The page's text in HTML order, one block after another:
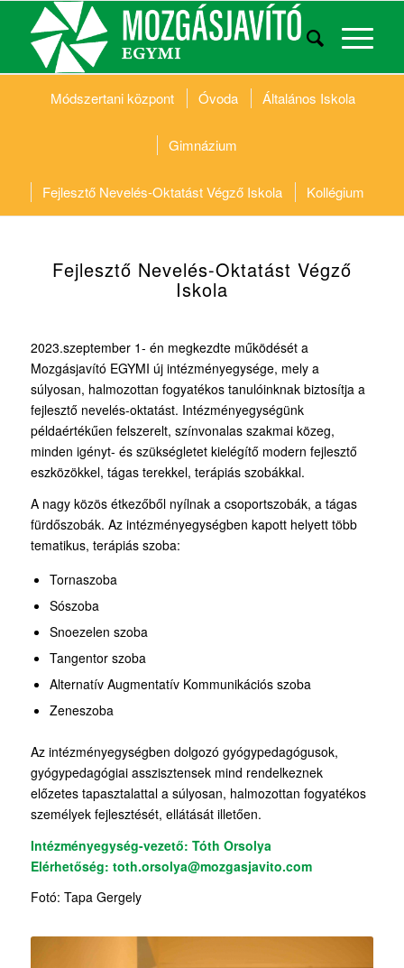
Módszertani központ Óvoda Általános Iskola
Gimnázium
Fejlesztő Nevelés-Oktatást Végző Iskola Kollégium
Fejlesztő Nevelés-Oktatást Végző
Iskola
2023.szeptember 1- én megkezdte működését a
Mozgásjavító EGYMI új intézményegysége, mely a
súlyosan, halmozottan fogyatékos tanulóinknak biztosítja a
fejlesztő nevelés-oktatást. Intézményegységünk
példaértékűen felszerelt, színvonalas szakmai közeg,
minden igényt- és szükségletet kielégítő modern fejlesztő
eszközökkel, tágas terekkel, terápiás szobákkal.
A nagy közös étkezőből nyílnak a csoportszobák, a tágas
fürdőszobák. Az intézményegységben kapott helyett több
tematikus, terápiás szoba:
Tornaszoba
Sószoba
Snoezelen szoba
Tangentor szoba
Alternatív Augmentatív Kommunikációs szoba
Zeneszoba
Az intézményegységben dolgozó gyógypedagógusok,
gyógypedagógiai asszisztensek mind rendelkeznek
előzetes tapasztalattal a súlyosan, halmozottan fogyatékos
személyek fejlesztését, ellátását illetően.
Intézményegység-vezető: Tóth Orsolya
Elérhetőség: toth.orsolya@mozgasjavito.com
Fotó: Tapa Gergely